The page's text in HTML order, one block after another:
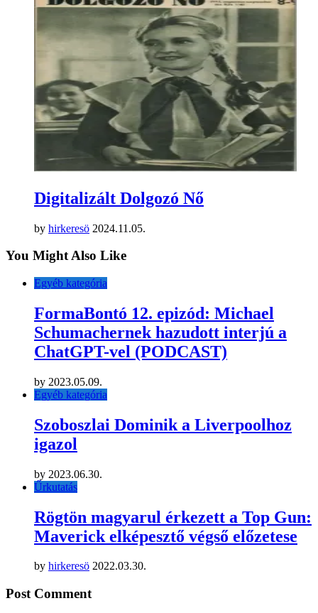
Digitalizált Dolgozó Nő
by hirkeresö 2024.11.05.
You Might Also Like
Egyéb kategória
FormaBontó 12. epizód: Michael
Schumachernek hazudott interjú a
ChatGPT-vel (PODCAST)
by 2023.05.09.
Egyéb kategória
Szoboszlai Dominik a Liverpoolhoz
igazol
by 2023.06.30.
Űrkutatás
Rögtön magyarul érkezett a Top Gun:
Maverick elképesztő végső előzetese
by hirkeresö 2022.03.30.
Post Comment